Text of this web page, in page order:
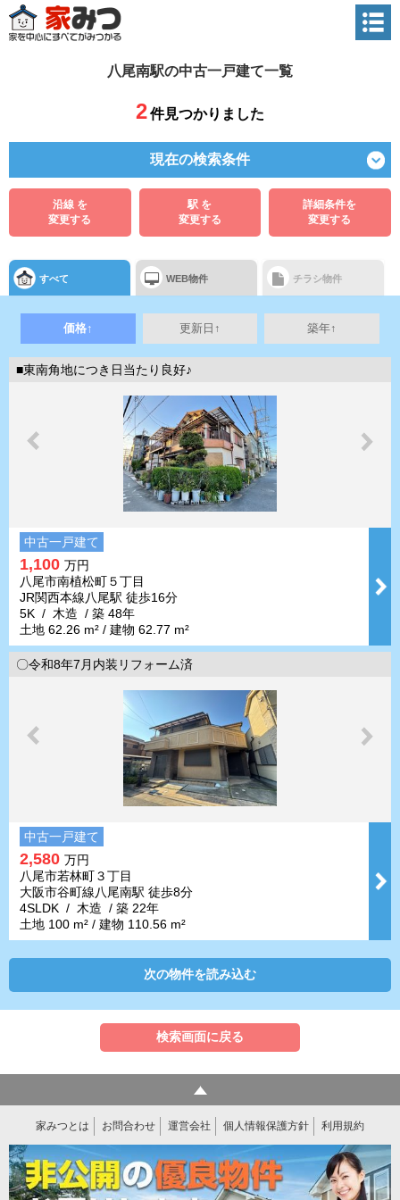
八尾南駅の中古一戸建て一覧
2件見つかりました
現在の検索条件
沿線 を
変更する
駅 を
変更する
詳細条件を
変更する
すべて WEB物件 チラシ物件
価格↑ 更新日↑ 築年↑
■東南角地につき日当たり良好♪
中古一戸建て
1,100 万円
八尾市南植松町５丁目
JR関西本線八尾駅 徒歩16分
5K / 木造 / 築 48年
土地 62.26 m² / 建物 62.77 m²
〇令和8年7月内装リフォーム済
中古一戸建て
2,580 万円
八尾市若林町３丁目
大阪市谷町線八尾南駅 徒歩8分
4SLDK / 木造 / 築 22年
土地 100 m² / 建物 110.56 m²
次の物件を読み込む
検索画面に戻る
家みつとは お問合わせ 運営会社 個人情報保護方針 利用規約